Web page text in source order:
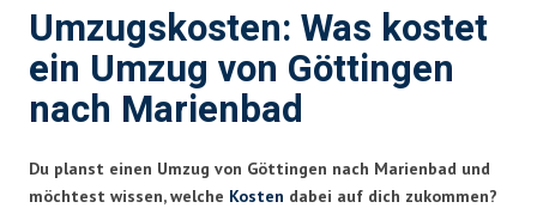
Umzugskosten: Was kostet
ein Umzug von Göttingen
nach Marienbad
Du planst einen Umzug von Göttingen nach Marienbad und
möchtest wissen, welche Kosten dabei auf dich zukommen?